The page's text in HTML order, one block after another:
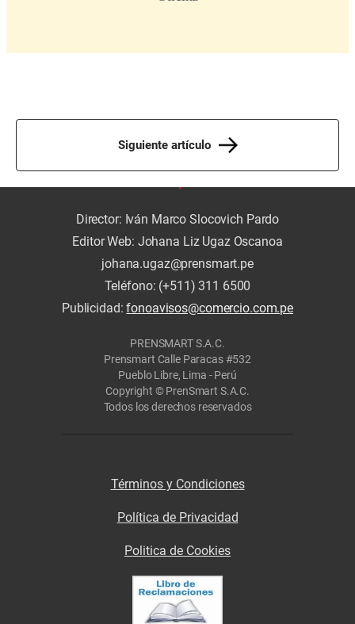
Siguiente artículo
Director: Iván Marco Slocovich Pardo
Editor Web: Johana Liz Ugaz Oscanoa
johana.ugaz@prensmart.pe
Teléfono: (+511) 311 6500
Publicidad:fonoavisos@comercio.com.pe
PRENSMART S.A.C.
Prensmart Calle Paracas #532
Pueblo Libre, Lima - Perú
Copyright © PrenSmart S.A.C.
Todos los derechos reservados
Términos y Condiciones
Política de Privacidad
Politica de Cookies